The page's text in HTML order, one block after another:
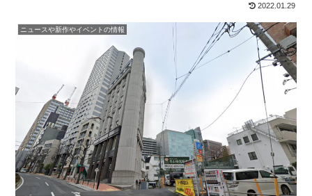
2022.01.29
ニュースや新作やイベントの情報